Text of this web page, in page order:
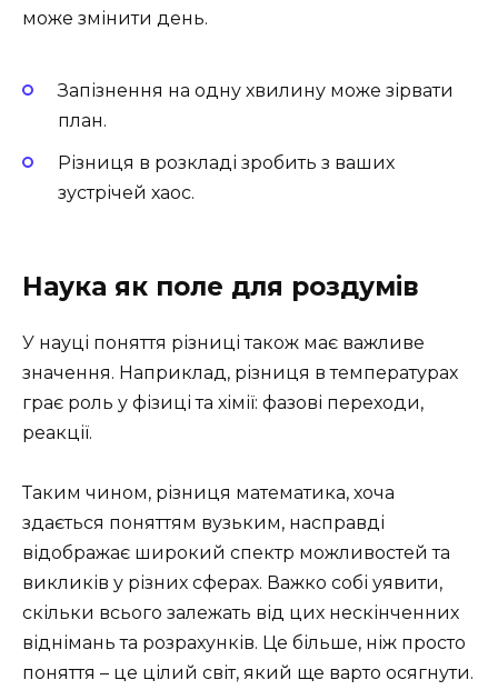
може змінити день.
Запізнення на одну хвилину може зірвати
план.
Різниця в розкладі зробить з ваших
зустрічей хаос.
Наука як поле для роздумів
У науці поняття різниці також має важливе
значення. Наприклад, різниця в температурах
грає роль у фізиці та хімії: фазові переходи,
реакції.
Таким чином, різниця математика, хоча
здається поняттям вузьким, насправді
відображає широкий спектр можливостей та
викликів у різних сферах. Важко собі уявити,
скільки всього залежать від цих нескінченних
віднімань та розрахунків. Це більше, ніж просто
поняття – це цілий світ, який ще варто осягнути.